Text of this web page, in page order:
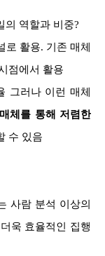
의 역할과 비중?
로 활용. 기존 매체
점에서 활용
그러나 이런 매체
체를 통해 저렴한
수 있음
사람 분석 이상의
욱 효율적인 집행